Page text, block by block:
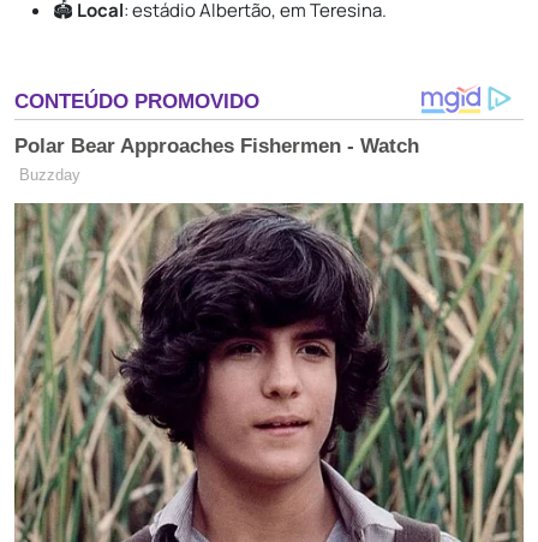
🏟️ Local: estádio Albertão, em Teresina.